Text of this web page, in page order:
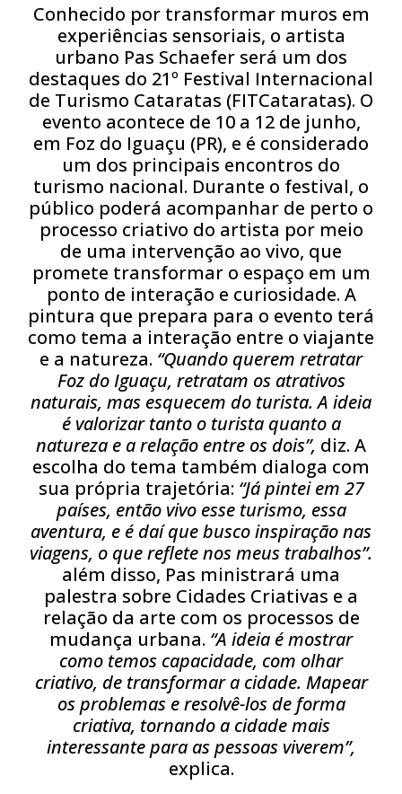
Conhecido por transformar muros em
experiências sensoriais, o artista
urbano Pas Schaefer será um dos
destaques do 21º Festival Internacional
de Turismo Cataratas (FITCataratas). O
evento acontece de 10 a 12 de junho,
em Foz do Iguaçu (PR), e é considerado
um dos principais encontros do
turismo nacional. Durante o festival, o
público poderá acompanhar de perto o
processo criativo do artista por meio
de uma intervenção ao vivo, que
promete transformar o espaço em um
ponto de interação e curiosidade. A
pintura que prepara para o evento terá
como tema a interação entre o viajante
e a natureza. “Quando querem retratar
Foz do Iguaçu, retratam os atrativos
naturais, mas esquecem do turista. A ideia
é valorizar tanto o turista quanto a
natureza e a relação entre os dois”, diz. A
escolha do tema também dialoga com
sua própria trajetória: “Já pintei em 27
países, então vivo esse turismo, essa
aventura, e é daí que busco inspiração nas
viagens, o que reflete nos meus trabalhos”.
além disso, Pas ministrará uma
palestra sobre Cidades Criativas e a
relação da arte com os processos de
mudança urbana. “A ideia é mostrar
como temos capacidade, com olhar
criativo, de transformar a cidade. Mapear
os problemas e resolvê-los de forma
criativa, tornando a cidade mais
interessante para as pessoas viverem”,
explica.